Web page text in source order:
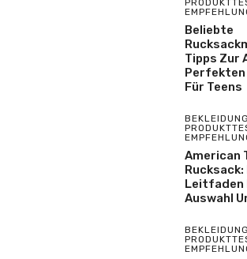
Beliebte
Tipps Zur
Perfekten
Für Teens
American
Rucksack:
Leitfaden
Auswahl